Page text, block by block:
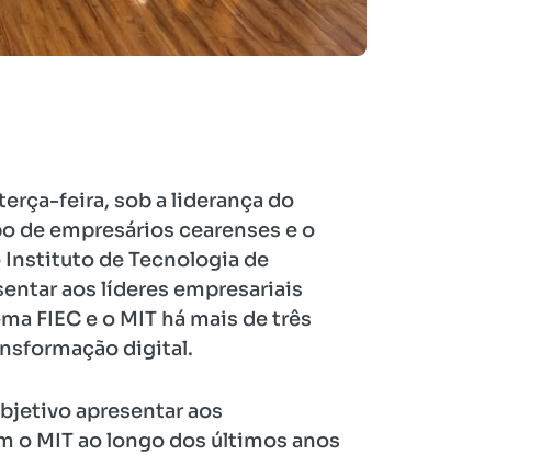
feira, sob a liderança do
de empresários cearenses e o
Instituto de Tecnologia de
aos líderes empresariais
FIEC e o MIT há mais de três
digital.
apresentar aos
o MIT ao longo dos últimos anos